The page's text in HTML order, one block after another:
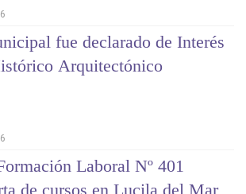
fue declarado de Interés
Arquitectónico
Laboral Nº 401
de cursos en Lucila del Mar